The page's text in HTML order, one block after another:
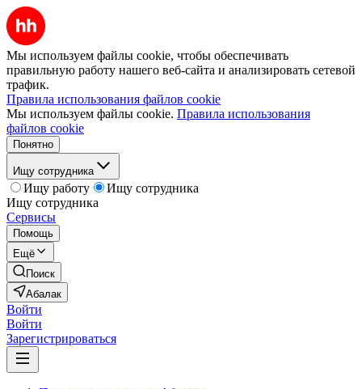
Мы используем файлы cookie, чтобы обеспечивать
правильную работу нашего веб-сайта и анализировать сетевой
трафик.
Правила использования файлов cookie
Мы используем файлы cookie. Правила использования
файлов cookie
Понятно
Ищу сотрудника
Ищу работу
Ищу сотрудника
Ищу сотрудника
Сервисы
Помощь
Ещё
Поиск
Абалак
Войти
Войти
Зарегистрироваться